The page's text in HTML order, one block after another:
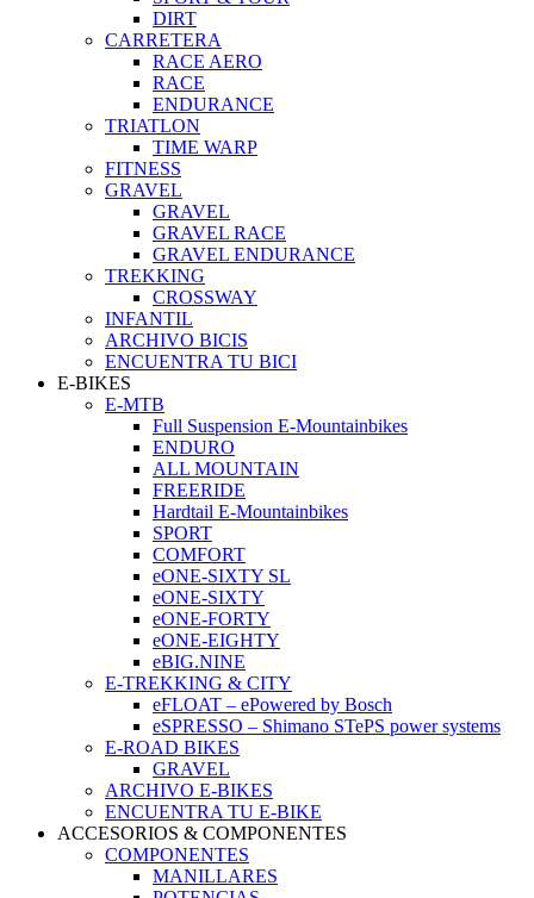
DIRT
CARRETERA
RACE AERO
RACE
ENDURANCE
TRIATLON
TIME WARP
FITNESS
GRAVEL
GRAVEL
GRAVEL RACE
GRAVEL ENDURANCE
TREKKING
CROSSWAY
INFANTIL
ARCHIVO BICIS
ENCUENTRA TU BICI
E-BIKES
E-MTB
Full Suspension E-Mountainbikes
ENDURO
ALL MOUNTAIN
FREERIDE
Hardtail E-Mountainbikes
SPORT
COMFORT
eONE-SIXTY SL
eONE-SIXTY
eONE-FORTY
eONE-EIGHTY
eBIG.NINE
E-TREKKING & CITY
eFLOAT – ePowered by Bosch
eSPRESSO – Shimano STePS power systems
E-ROAD BIKES
GRAVEL
ARCHIVO E-BIKES
ENCUENTRA TU E-BIKE
ACCESORIOS & COMPONENTES
COMPONENTES
MANILLARES